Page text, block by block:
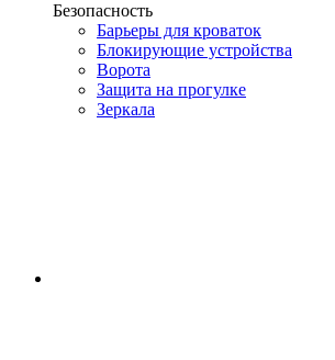
Безопасность
Барьеры для кроваток
Блокирующие устройства
Ворота
Защита на прогулке
Зеркала